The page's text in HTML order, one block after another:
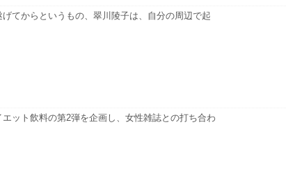
てからというもの、翠川陵子は、自分の周辺で起
ット飲料の第2弾を企画し、女性雑誌との打ち合わ